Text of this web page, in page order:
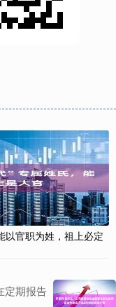
以官职为姓，祖上必定
定期报告